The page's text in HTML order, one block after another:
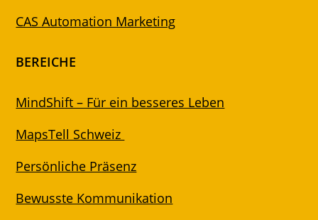
CAS Automation Marketing
BEREICHE
MindShift – Für ein besseres Leben
MapsTell Schweiz
Persönliche Präsenz
Bewusste Kommunikation